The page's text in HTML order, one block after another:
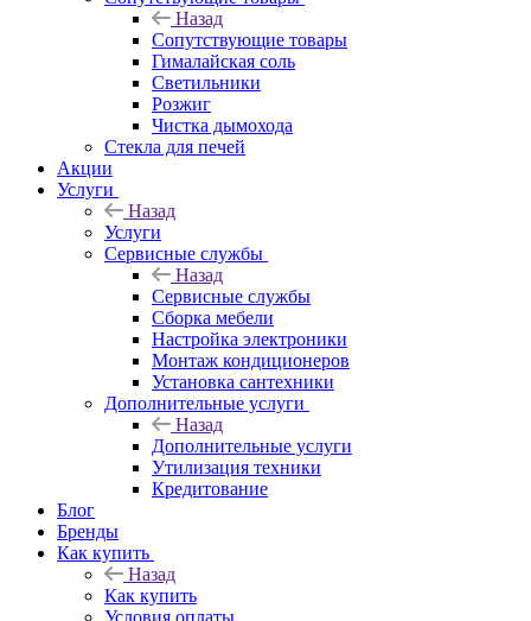
Назад
Сопутствующие товары
Гималайская соль
Светильники
Розжиг
Чистка дымохода
Стекла для печей
Акции
Услуги
Назад
Услуги
Сервисные службы
Назад
Сервисные службы
Сборка мебели
Настройка электроники
Монтаж кондиционеров
Установка сантехники
Дополнительные услуги
Назад
Дополнительные услуги
Утилизация техники
Кредитование
Блог
Бренды
Как купить
Назад
Как купить
Условия оплаты